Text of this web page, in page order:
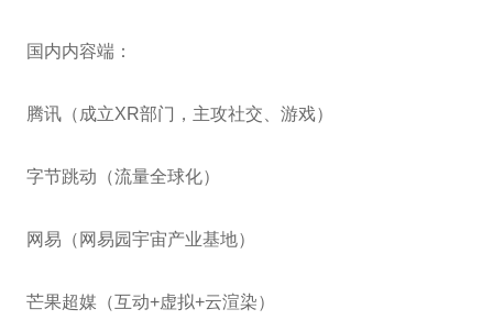
国内内容端：
腾讯（成立XR部门，主攻社交、游戏）
字节跳动（流量全球化）
网易（网易园宇宙产业基地）
芒果超媒（互动+虚拟+云渲染）